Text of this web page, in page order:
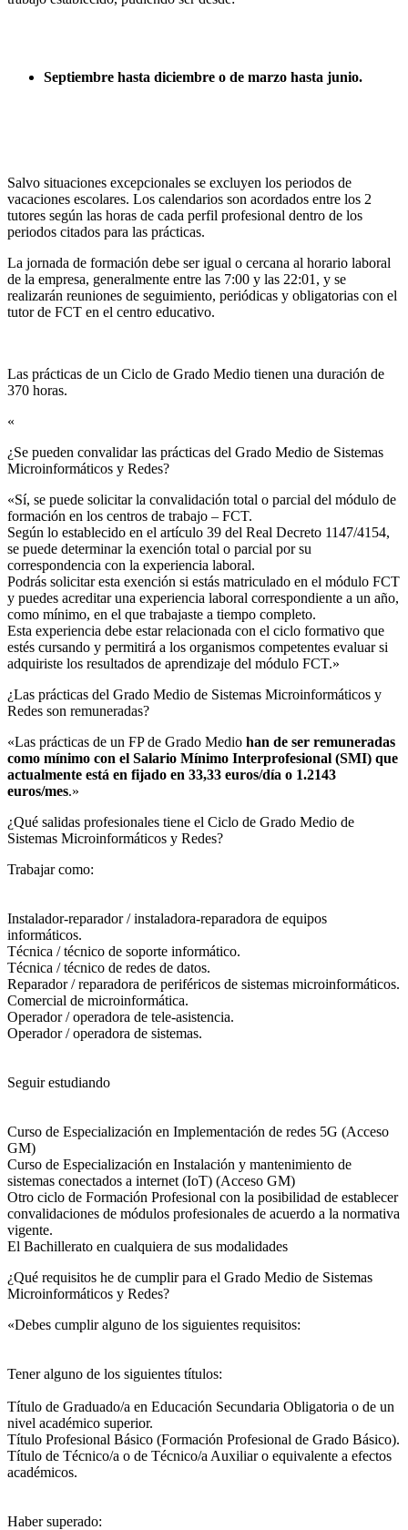
Septiembre hasta diciembre o de marzo hasta junio.
Salvo situaciones excepcionales se excluyen los periodos de
vacaciones escolares. Los calendarios son acordados entre los 2
tutores según las horas de cada perfil profesional dentro de los
periodos citados para las prácticas.
La jornada de formación debe ser igual o cercana al horario laboral
de la empresa, generalmente entre las 7:00 y las 22:01, y se
realizarán reuniones de seguimiento, periódicas y obligatorias con el
tutor de FCT en el centro educativo.
Las prácticas de un Ciclo de Grado Medio tienen una duración de
370 horas.
«
¿Se pueden convalidar las prácticas del Grado Medio de Sistemas
Microinformáticos y Redes?​
«Sí, se puede solicitar la convalidación total o parcial del módulo de
formación en los centros de trabajo – FCT.
Según lo establecido en el artículo 39 del Real Decreto 1147/4154,
se puede determinar la exención total o parcial por su
correspondencia con la experiencia laboral.
Podrás solicitar esta exención si estás matriculado en el módulo FCT
y puedes acreditar una experiencia laboral correspondiente a un año,
como mínimo, en el que trabajaste a tiempo completo.
Esta experiencia debe estar relacionada con el ciclo formativo que
estés cursando y permitirá a los organismos competentes evaluar si
adquiriste los resultados de aprendizaje del módulo FCT.»
¿Las prácticas del Grado Medio de Sistemas Microinformáticos y
Redes son remuneradas?​
«Las prácticas de un FP de Grado Medio han de ser remuneradas
como mínimo con el Salario Mínimo Interprofesional (SMI) que
actualmente está en fijado en 33,33 euros/día o 1.2143
euros/mes.»
¿Qué salidas profesionales tiene el Ciclo de Grado Medio de
Sistemas Microinformáticos y Redes?​
Trabajar como:
Instalador-reparador / instaladora-reparadora de equipos
informáticos.
Técnica / técnico de soporte informático.
Técnica / técnico de redes de datos.
Reparador / reparadora de periféricos de sistemas microinformáticos.
Comercial de microinformática.
Operador / operadora de tele-asistencia.
Operador / operadora de sistemas.
Seguir estudiando
Curso de Especialización en Implementación de redes 5G (Acceso
GM)
Curso de Especialización en Instalación y mantenimiento de
sistemas conectados a internet (IoT) (Acceso GM)
Otro ciclo de Formación Profesional con la posibilidad de establecer
convalidaciones de módulos profesionales de acuerdo a la normativa
vigente.
El Bachillerato en cualquiera de sus modalidades
¿Qué requisitos he de cumplir para el Grado Medio de Sistemas
Microinformáticos y Redes?
«Debes cumplir alguno de los siguientes requisitos:
Tener alguno de los siguientes títulos:
Título de Graduado/a en Educación Secundaria Obligatoria o de un
nivel académico superior.
Título Profesional Básico (Formación Profesional de Grado Básico).
Título de Técnico/a o de Técnico/a Auxiliar o equivalente a efectos
académicos.
Haber superado: